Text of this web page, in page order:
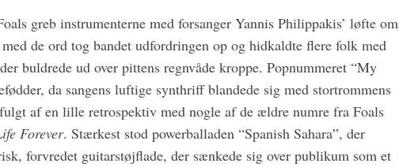
greb instrumenterne med forsanger Yannis Philippakis’ løfte om
de ord tog bandet udfordringen op og hidkaldte flere folk med
buldrede ud over pittens regnvåde kroppe. Popnummeret “My
da sangens luftige synthriff blandede sig med stortrommens
af en lille retrospektiv med nogle af de ældre numre fra Foals
Forever. Stærkest stod powerballaden “Spanish Sahara”, der
forvredet guitarstøjflade, der sænkede sig over publikum som et